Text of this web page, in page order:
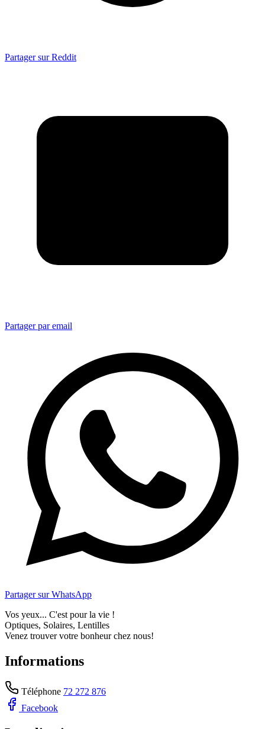
Partager sur Reddit
Partager par email
Partager sur WhatsApp
Vos yeux... C'est pour la vie !
Optiques, Solaires, Lentilles
Venez trouver votre bonheur chez nous!
Informations
Téléphone 72 272 876
Facebook